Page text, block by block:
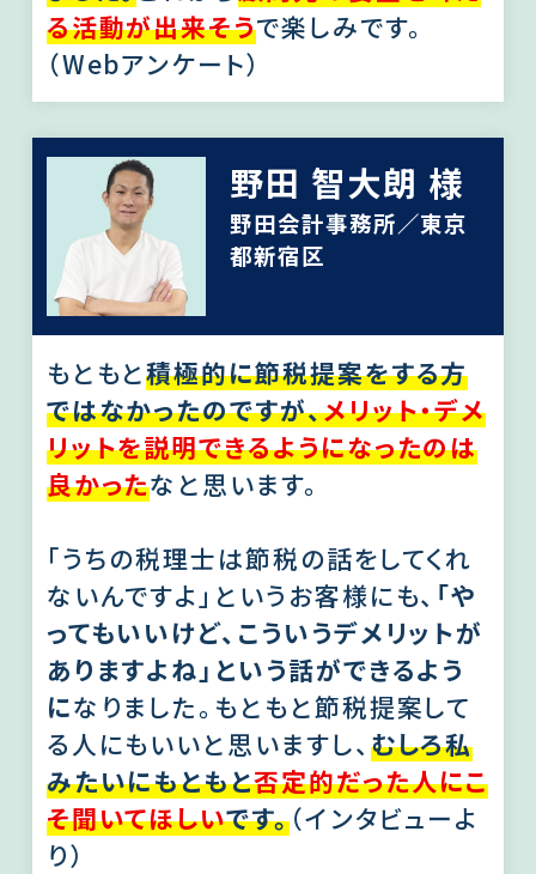
る活動が出来そうで楽しみです。
（Webアンケート）
野田 智大朗 様
野田会計事務所／東京
都新宿区
もともと積極的に節税提案をする方
ではなかったのですが、メリット・デメ
リットを説明できるようになったのは
良かったなと思います。
「うちの税理士は節税の話をしてくれ
ないんですよ」というお客様にも、 「や
ってもいいけど、こういうデメリットが
ありますよね」という話ができるよう
になりました。もともと節税提案して
る人にもいいと思いますし、 むしろ私
みたいにもともと否定的だった人にこ
そ聞いてほしいです。（インタビューよ
り）